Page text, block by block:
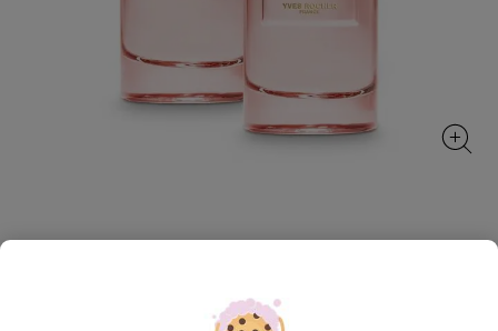
Des fleurs solaires envoûtantes